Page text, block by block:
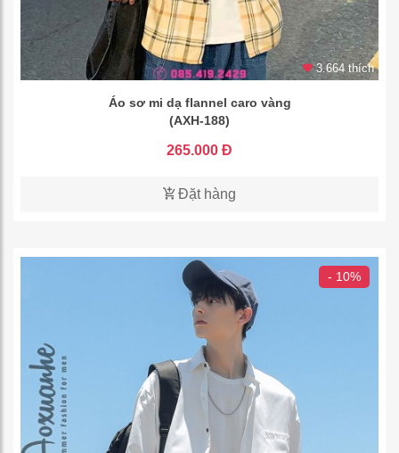
3.664 thích
Áo sơ mi dạ flannel caro vàng
(AXH-188)
265.000 Đ
Đặt hàng
- 10%